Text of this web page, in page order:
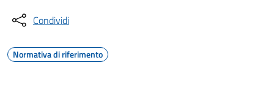
Condividi
Normativa di riferimento